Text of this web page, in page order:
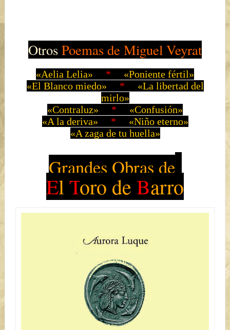
Otros Poemas de Miguel Veyrat
«Aelia Lelia» *
«Poniente fértil»
«El Blanco miedo»
*
«La libertad del
mirlo»
«Contraluz» * «Confusión»
«A la deriva» *
«Niño eterno»
«A zaga de tu huella»
Grandes Obras de
ElToro de Barro